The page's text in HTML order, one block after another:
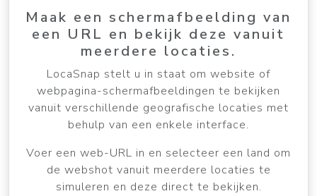
Maak een schermafbeelding van
een URL en bekijk deze vanuit
meerdere locaties.
LocaSnap stelt u in staat om website of
webpagina-schermafbeeldingen te bekijken
vanuit verschillende geografische locaties met
behulp van een enkele interface.
Voer een web-URL in en selecteer een land om
de webshot vanuit meerdere locaties te
simuleren en deze direct te bekijken.